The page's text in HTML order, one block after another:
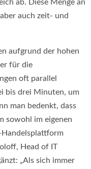
ab. Diese Menge an
auch zeit- und
aufgrund der hohen
für die
oft parallel
bis drei Minuten, um
man bedenkt, dass
sowohl im eigenen
Handelsplattform
Head of IT
„Als sich immer